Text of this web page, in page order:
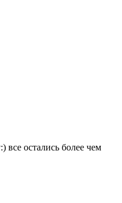
все остались более чем